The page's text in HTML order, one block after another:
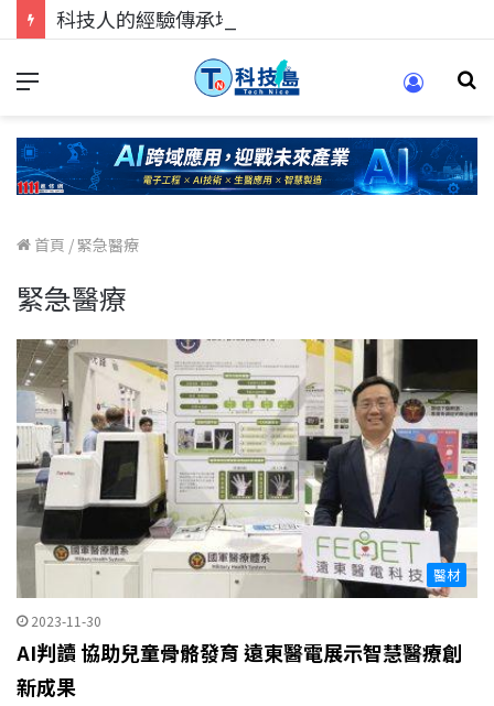
首頁 / 緊急醫療
緊急醫療
醫材
2023-11-30
AI判讀 協助兒童骨骼發育 遠東醫電展示智慧醫療創
新成果